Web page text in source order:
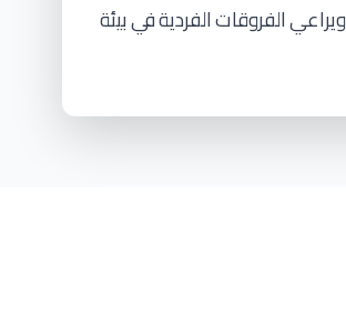
ويراعيالفروقاتالفرديةفيبيئة